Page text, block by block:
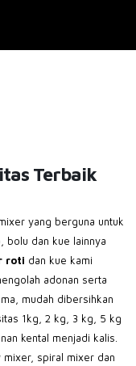
Terbaik
yang berguna untuk
bolu dan kue lainnya
roti dan kue kami
adonan serta
mudah dibersihkan
1kg, 2 kg, 3 kg, 5 kg
kental menjadi kalis.
spiral mixer dan